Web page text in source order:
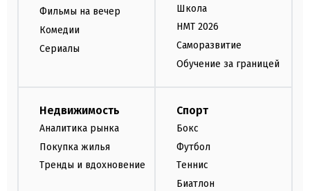
Фильмы на вечер
Комедии
Сериалы
Школа
НМТ 2026
Саморазвитие
Обучение за границей
Недвижимость
Аналитика рынка
Покупка жилья
Тренды и вдохновение
Спорт
Бокс
Футбол
Теннис
Биатлон